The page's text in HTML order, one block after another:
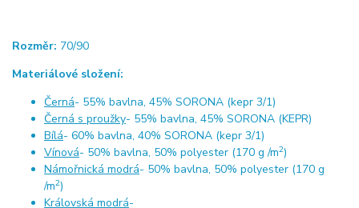
Rozměr: 70/90
Materiálové složení:
Černá- 55% bavlna, 45% SORONA (kepr 3/1)
Černá s proužky- 55% bavlna, 45% SORONA (KEPR)
Bílá- 60% bavlna, 40% SORONA (kepr 3/1)
Vínová- 50% bavlna, 50% polyester (170 g /m2)
Námořnická modrá- 50% bavlna, 50% polyester (170 g
/m2)
Královská modrá-